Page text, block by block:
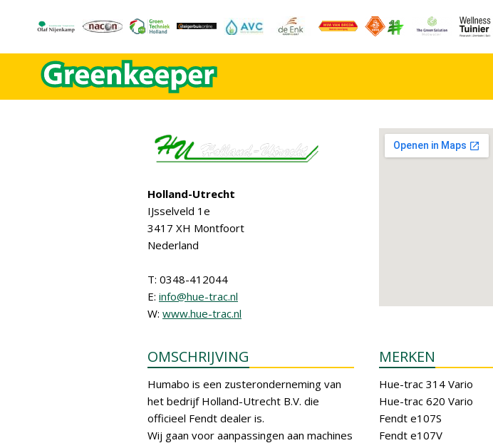
Holland-Utrecht
IJsselveld 1e
3417 XH Montfoort
Nederland
T: 0348-412044
E: info@hue-trac.nl
W: www.hue-trac.nl
OMSCHRIJVING
Humabo is een zusteronderneming van
het bedrijf Holland-Utrecht B.V. die
officieel Fendt dealer is.
Wij gaan voor aanpassingen aan machines
MERKEN
Hue-trac 314 Vario
Hue-trac 620 Vario
Fendt e107S
Fendt e107V